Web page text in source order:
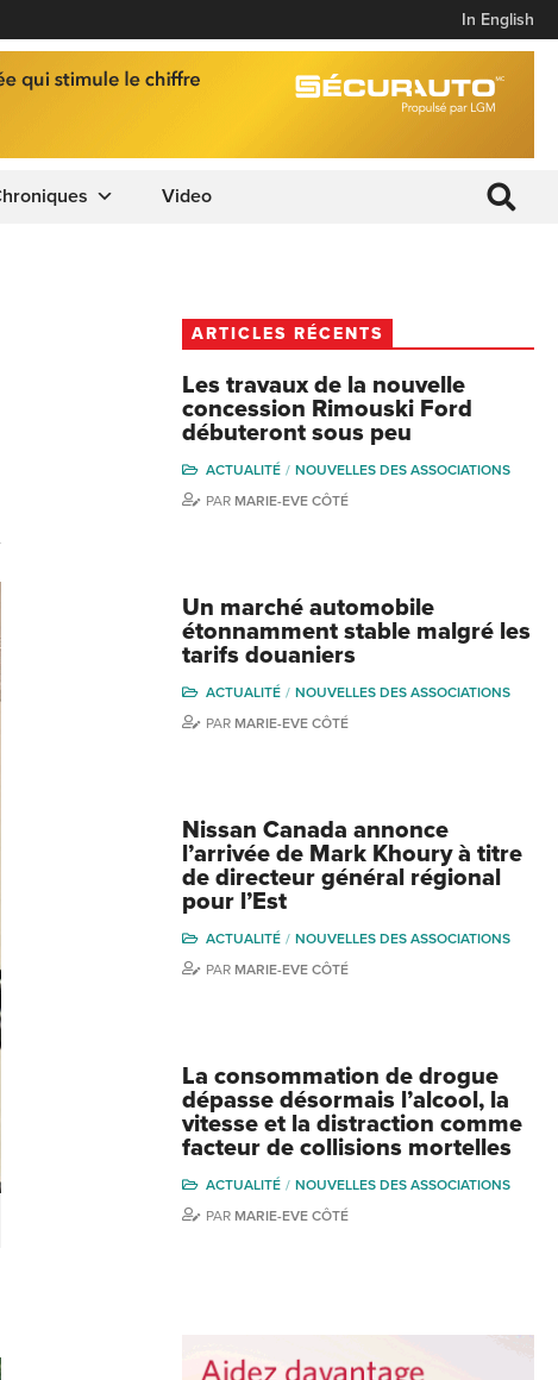
In English
Video
ARTICLES RÉCENTS
Les travaux de la nouvelle
concession Rimouski Ford
débuteront sous peu
ACTUALITÉ
NOUVELLES DES ASSOCIATIONS
PAR MARIE-EVE CÔTÉ
Un marché automobile
étonnamment stable malgré les
tarifs douaniers
ACTUALITÉ
NOUVELLES DES ASSOCIATIONS
PAR MARIE-EVE CÔTÉ
Nissan Canada annonce
l’arrivée de Mark Khoury à titre
de directeur général régional
pour l’Est
ACTUALITÉ
NOUVELLES DES ASSOCIATIONS
PAR MARIE-EVE CÔTÉ
La consommation de drogue
dépasse désormais l’alcool, la
vitesse et la distraction comme
facteur de collisions mortelles
ACTUALITÉ
NOUVELLES DES ASSOCIATIONS
PAR MARIE-EVE CÔTÉ